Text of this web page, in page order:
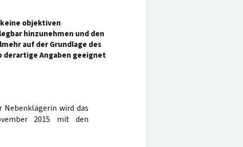
objektiven
hinzunehmen und den
auf der Grundlage des
derartige Angaben geeignet
Nebenklägerin wird das
2015 mit den